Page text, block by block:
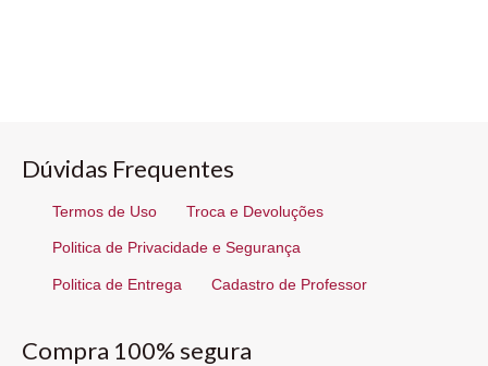
Dúvidas Frequentes
Termos de Uso Troca e Devoluções
Politica de Privacidade e Segurança
Politica de Entrega Cadastro de Professor
Compra 100% segura